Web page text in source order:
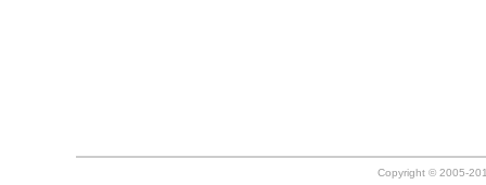
Copyright © 2005-